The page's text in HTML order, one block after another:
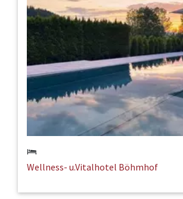
Wellness- u.Vitalhotel Böhmhof